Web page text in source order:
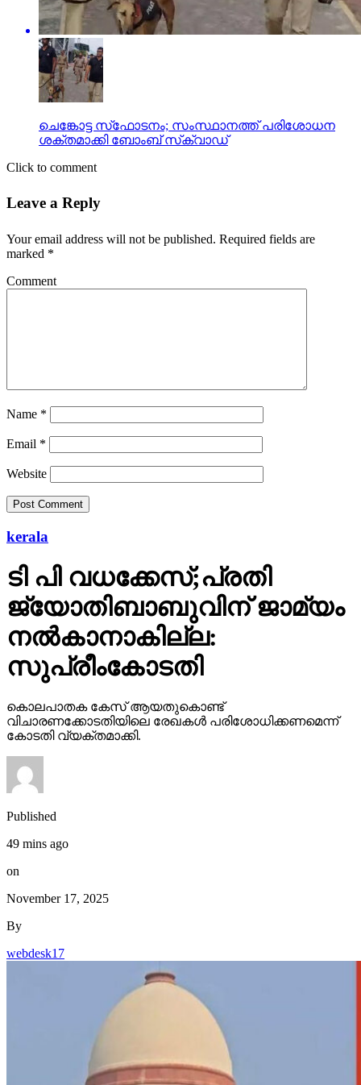
ചെങ്കോട്ട സ്‌ഫോടനം; സംസ്ഥാനത്ത് പരിശോധന
ശക്തമാക്കി ബോംബ് സ്‌ക്വാഡ്
Click to comment
Leave a Reply
Your email address will not be published. Required fields are
marked *
Comment
Name *
Email *
Website
kerala
ടി പി വധക്കേസ്;പ്രതി
ജ്യോതിബാബുവിന് ജാമ്യം
നല്‍കാനാകില്ല:
സുപ്രീംകോടതി
കൊലപാതക കേസ് ആയതുകൊണ്ട്
വിചാരണക്കോടതിയിലെ രേഖകള്‍ പരിശോധിക്കണമെന്ന്
കോടതി വ്യക്തമാക്കി.
Published
49 mins ago
on
November 17, 2025
By
webdesk17